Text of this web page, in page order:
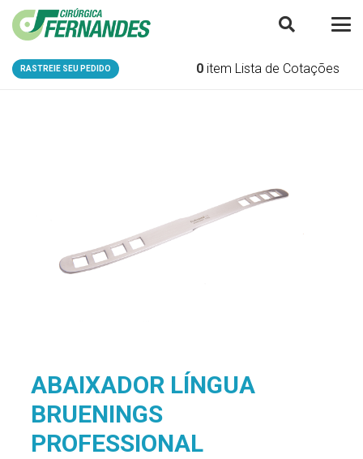
RASTREIE SEU PEDIDO 0 item Lista de Cotações
ABAIXADOR LÍNGUA
BRUENINGS
PROFESSIONAL